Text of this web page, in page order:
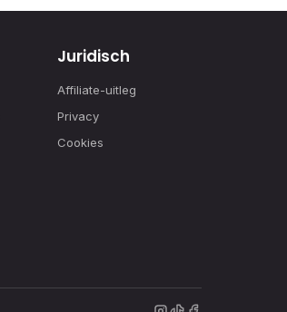
Juridisch
Affiliate-uitleg
Privacy
Cookies